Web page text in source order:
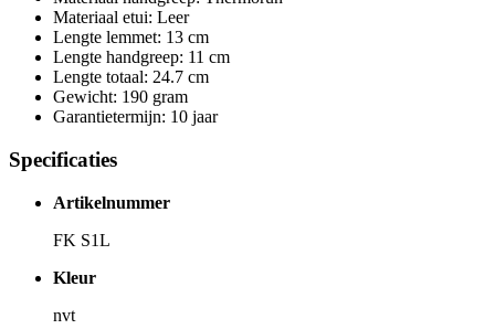
Materiaal etui: Leer
Lengte lemmet: 13 cm
Lengte handgreep: 11 cm
Lengte totaal: 24.7 cm
Gewicht: 190 gram
Garantietermijn: 10 jaar
Specificaties
Artikelnummer
FK S1L
Kleur
nvt